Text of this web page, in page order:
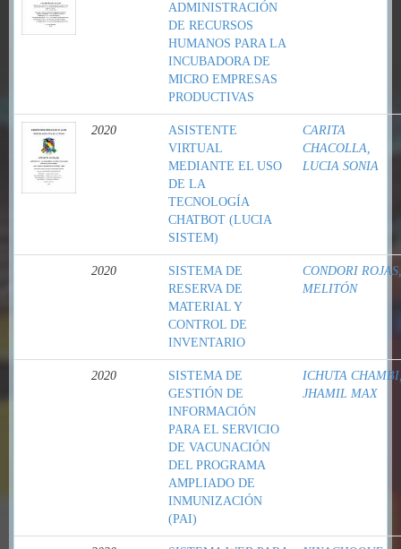
ADMINISTRACIÓN
DE RECURSOS
HUMANOS PARA LA
INCUBADORA DE
MICRO EMPRESAS
PRODUCTIVAS
2020
ASISTENTE
VIRTUAL
MEDIANTE EL USO
DE LA
TECNOLOGÍA
CHATBOT (LUCIA
SISTEM)
CARITA
CHACOLLA,
LUCIA SONIA
2020
SISTEMA DE
RESERVA DE
MATERIAL Y
CONTROL DE
INVENTARIO
CONDORI ROJAS,
MELITÓN
2020
SISTEMA DE
GESTIÓN DE
INFORMACIÓN
PARA EL SERVICIO
DE VACUNACIÓN
DEL PROGRAMA
AMPLIADO DE
INMUNIZACIÓN
(PAI)
ICHUTA
JHAMIL MAX